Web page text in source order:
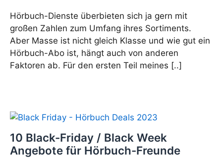
Hörbuch-Dienste überbieten sich ja gern mit
großen Zahlen zum Umfang ihres Sortiments.
Aber Masse ist nicht gleich Klasse und wie gut ein
Hörbuch-Abo ist, hängt auch von anderen
Faktoren ab. Für den ersten Teil meines [..]
10 Black-Friday / Black Week
Angebote für Hörbuch-Freunde